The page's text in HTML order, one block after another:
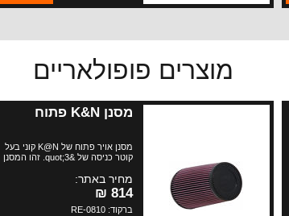
מוצרים פופולאריים
מסנן K&N פתוח
מסנן אויר פתוח של K@N קוני בעל
קוטר כניסה של &quot;3. זהו המסנן
לסופה ולעוד מגוון של רכבים ומתאים
למנועים המייצרים הספקים גבוהים
במיוחד.
מחיר באתר:
814 ₪
ברקוד: RE-0810